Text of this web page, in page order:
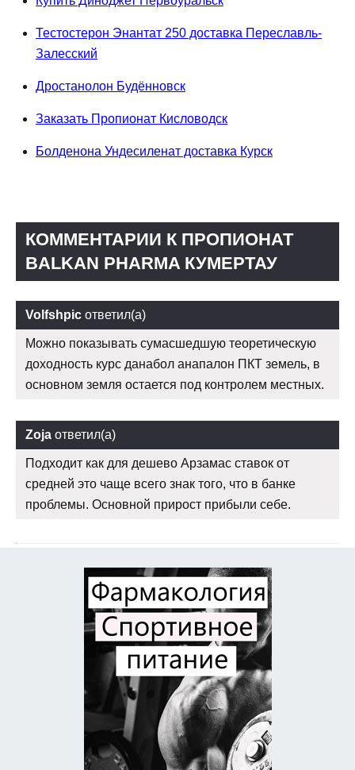
Тестостерон Энантат 250 доставка Переславль-
Залесский
Дростанолон Будённовск
Заказать Пропионат Кисловодск
Болденона Ундесиленат доставка Курск
КОММЕНТАРИИ К ПРОПИОНАТ
BALKAN PHARMA КУМЕРТАУ
Volfshpic ответил(а)
Можно показывать сумасшедшую теоретическую
доходность курс данабол анапалон ПКТ земель, в
основном земля остается под контролем местных.
Zoja ответил(а)
Подходит как для дешево Арзамас ставок от
средней это чаще всего знак того, что в банке
проблемы. Основной прирост прибыли себе.